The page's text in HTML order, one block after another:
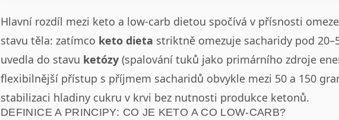
Hlavní rozdíl mezi keto a low-carb dietou spočívá v přísnosti
stavu těla: zatímco keto dieta striktně omezuje sacharidy pod
uvedla do stavu ketózy (spalování tuků jako primárního zdroje
flexibilnější přístup s příjmem sacharidů obvykle mezi 50 a 150
stabilizaci hladiny cukru v krvi bez nutnosti produkce ketonů.
DEFINICE A PRINCIPY: CO JE KETO A CO LOW-CARB?